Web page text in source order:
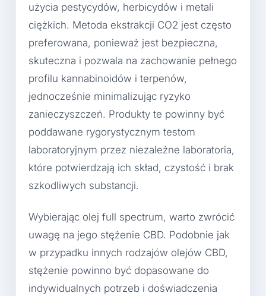
użycia pestycydów, herbicydów i metali
ciężkich. Metoda ekstrakcji CO2 jest często
preferowana, ponieważ jest bezpieczna,
skuteczna i pozwala na zachowanie pełnego
profilu kannabinoidów i terpenów,
jednocześnie minimalizując ryzyko
zanieczyszczeń. Produkty te powinny być
poddawane rygorystycznym testom
laboratoryjnym przez niezależne laboratoria,
które potwierdzają ich skład, czystość i brak
szkodliwych substancji.
Wybierając olej full spectrum, warto zwrócić
uwagę na jego stężenie CBD. Podobnie jak
w przypadku innych rodzajów olejów CBD,
stężenie powinno być dopasowane do
indywidualnych potrzeb i doświadczenia